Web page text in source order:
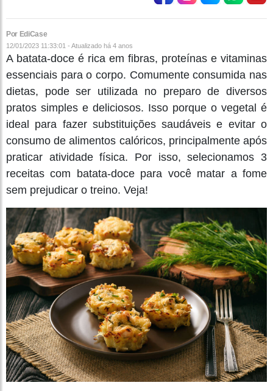
Por EdiCase
12/01/2023 11:33:01 - Atualizado há 4 anos
A batata-doce é rica em fibras, proteínas e vitaminas
essenciais para o corpo. Comumente consumida nas
dietas, pode ser utilizada no preparo de diversos
pratos simples e deliciosos. Isso porque o vegetal é
ideal para fazer substituições saudáveis e evitar o
consumo de alimentos calóricos, principalmente após
praticar atividade física. Por isso, selecionamos 3
receitas com batata-doce para você matar a fome
sem prejudicar o treino. Veja!